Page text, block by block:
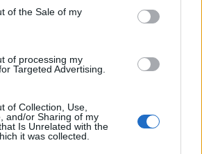
of the Sale of my
of processing my
Targeted Advertising.
of Collection, Use,
and/or Sharing of my
Is Unrelated with the
it was collected.
- idézte a popsztárt a Rolling
magazin.